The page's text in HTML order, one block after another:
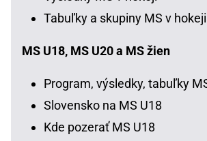
Tabuľky a skupiny MS v hokeji
MS U18, MS U20 a MS žien
Program, výsledky, tabuľky
Slovensko na MS U18
Kde pozerať MS U18